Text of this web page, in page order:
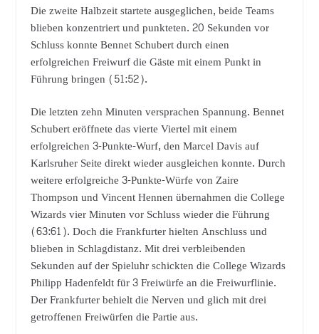
Die zweite Halbzeit startete ausgeglichen, beide Teams
blieben konzentriert und punkteten. 20 Sekunden vor
Schluss konnte Bennet Schubert durch einen
erfolgreichen Freiwurf die Gäste mit einem Punkt in
Führung bringen (51:52).
Die letzten zehn Minuten versprachen Spannung. Bennet
Schubert eröffnete das vierte Viertel mit einem
erfolgreichen 3-Punkte-Wurf, den Marcel Davis auf
Karlsruher Seite direkt wieder ausgleichen konnte. Durch
weitere erfolgreiche 3-Punkte-Würfe von Zaire
Thompson und Vincent Hennen übernahmen die College
Wizards vier Minuten vor Schluss wieder die Führung
(63:61). Doch die Frankfurter hielten Anschluss und
blieben in Schlagdistanz. Mit drei verbleibenden
Sekunden auf der Spieluhr schickten die College Wizards
Philipp Hadenfeldt für 3 Freiwürfe an die Freiwurflinie.
Der Frankfurter behielt die Nerven und glich mit drei
getroffenen Freiwürfen die Partie aus.